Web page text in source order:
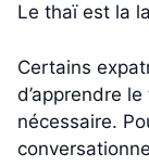
Le thaï est la
Certains
d’apprendre
nécessaire.